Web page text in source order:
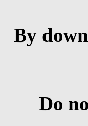
By
Do